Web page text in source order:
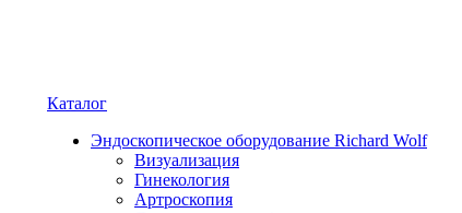
Каталог
Эндоскопическое оборудование Richard Wolf
Визуализация
Гинекология
Артроскопия